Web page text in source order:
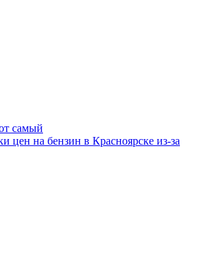
самый
цен на бензин в Красноярске из-за